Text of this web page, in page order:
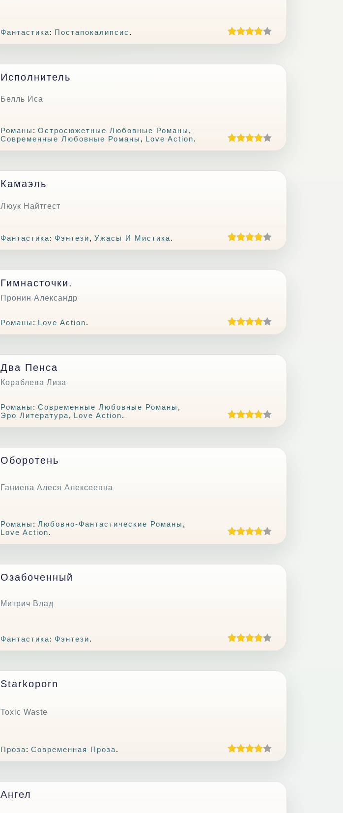
Фантастика: Постапокалипсис .
Исполнитель
Белль Иса
Романы : Остросюжетные Любовные Романы ,
Современные Любовные Романы , Love Action.
Камаэль
Люук Найтгест
Фантастика: Фэнтези, Ужасы И Мистика.
Гимнасточки.
Пронин Александр
Романы : Love Action.
Два Пенса
Кораблева Лиза
Романы : Современные Любовные Романы ,
Эро Литература, Love Action.
Оборотень
Ганиева Алеся Алексеевна
Романы : Любовно-Фантастические Романы ,
Love Action.
Озабоченный
Митрич Влад
Фантастика: Фэнтези.
Starkoporn
Toxic Waste
Проза: Современная Проза.
Ангел